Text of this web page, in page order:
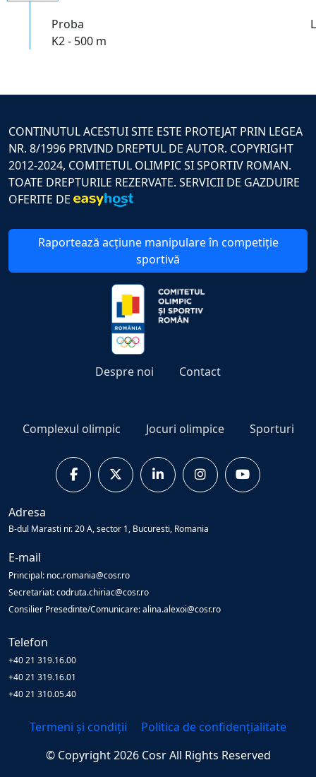
Proba
K2 - 500 m
CONTINUTUL ACESTUI SITE ESTE PROTEJAT PRIN LEGEA
NR. 8/1996 PRIVIND DREPTUL DE AUTOR. COPYRIGHT
2012-2024, COMITETUL OLIMPIC SI SPORTIV ROMAN.
TOATE DREPTURILE REZERVATE. SERVICII DE GAZDUIRE
OFERITE DE
Raportează acțiune manipulare în competiție
sportivă
Despre noi Contact
Complexul olimpic Jocuri olimpice Sporturi
Adresa
B-dul Marasti nr. 20 A, sector 1, Bucuresti, Romania
E-mail
Principal: noc.romania@cosr.ro
Secretariat: codruta.chiriac@cosr.ro
Consilier Presedinte/Comunicare: alina.alexoi@cosr.ro
Telefon
+40 21 319.16.00
+40 21 319.16.01
+40 21 310.05.40
Termeni și condiții
Politica de confidențialitate
© Copyright2026 CosrAll Rights Reserved